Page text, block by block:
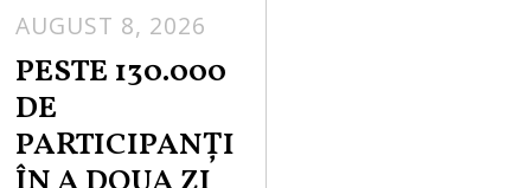
AUGUST 8, 2026
PESTE 130.000
DE
PARTICIPANȚI